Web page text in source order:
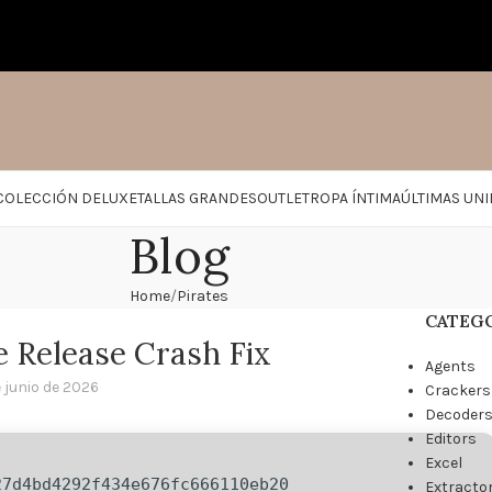
DELUXETALLAS GRANDESOUTLETROPA ÍNTIMAÚLTIMAS
Blog
Home Pirates
Crash Fix
junio de 2026
Agents
Crackers
Decoders
Editors
Excel